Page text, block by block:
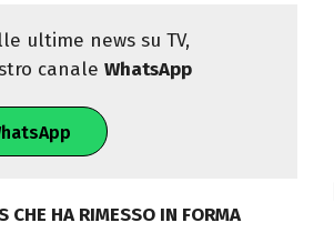
ultime news su TV,
canaleWhatsApp
CHE HA RIMESSO IN FORMA